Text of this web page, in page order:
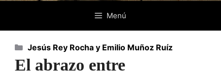
Menú
El abrazo entre
Categorías
Jesús Rey Rocha y Emilio Muñoz Ruíz